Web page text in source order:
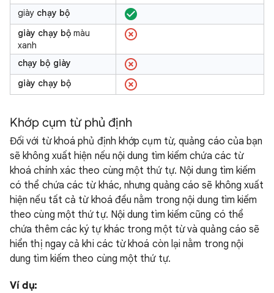
giày chạy bộ
giày chạy bộmàu
xanh
chạy bộ giày
giày chạy bộ
Khớp cụm từ phủ định
Đối với từ khoá phủ định khớp cụm từ, quảng cáo của bạn
sẽ không xuất hiện nếu nội dung tìm kiếm chứa các từ
khoá chính xác theo cùng một thứ tự. Nội dung tìm kiếm
có thể chứa các từ khác, nhưng quảng cáo sẽ không xuất
hiện nếu tất cả từ khoá đều nằm trong nội dung tìm kiếm
theo cùng một thứ tự. Nội dung tìm kiếm cũng có thể
chứa thêm các ký tự khác trong một từ và quảng cáo sẽ
hiển thị ngay cả khi các từ khoá còn lại nằm trong nội
dung tìm kiếm theo cùng một thứ tự.
Ví dụ: